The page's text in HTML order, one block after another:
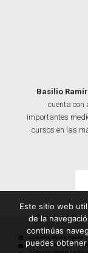
Basilio
cuenta con
importantes
cursos en las
Linkedin: Basilio Ramírez
Correo:
Este sitio web
de la
continúas
puedes